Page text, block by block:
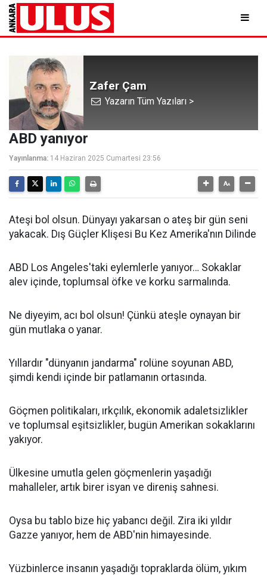
Zafer Çam
Yazarın Tüm Yazıları >
ABD yanıyor
Yayınlanma: 14 Haziran 2025 Cumartesi 23:56
Ateşi bol olsun. Dünyayı yakarsan o ateş bir gün seni
yakacak. Dış Güçler Klişesi Bu Kez Amerika'nın Dilinde
ABD Los Angeles'taki eylemlerle yanıyor… Sokaklar
alev içinde, toplumsal öfke ve korku sarmalında.
Ne diyeyim, acı bol olsun! Çünkü ateşle oynayan bir
gün mutlaka o yanar.
Yıllardır "dünyanın jandarma" rolüne soyunan ABD,
şimdi kendi içinde bir patlamanın ortasında.
Göçmen politikaları, ırkçılık, ekonomik adaletsizlikler
ve toplumsal eşitsizlikler, bugün Amerikan sokaklarını
yakıyor.
Ülkesine umutla gelen göçmenlerin yaşadığı
mahalleler, artık birer isyan ve direniş sahnesi.
Oysa bu tablo bize hiç yabancı değil. Zira iki yıldır
Gazze yanıyor, hem de ABD'nin himayesinde.
Yüzbinlerce insanın yaşadığı topraklarda ölüm, yıkım